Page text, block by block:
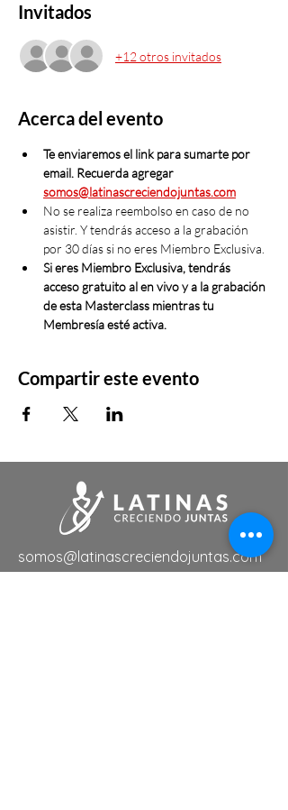
Invitados
+12 otros invitados
Acerca del evento
Te enviaremos el link para sumarte por
email. Recuerda agregar
somos@latinascreciendojuntas.com
No se realiza reembolso en caso de no
asistir. Y tendrás acceso a la grabación
por 30 días si no eres Miembro Exclusiva.
Si eres Miembro Exclusiva, tendrás
acceso gratuito al en vivo y a la grabación
de esta Masterclass mientras tu
Membresía esté activa.
Compartir este evento
somos@latinascreciendojuntas.com